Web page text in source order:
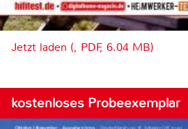
Jetzt laden (, PDF, 6.04 MB)
kostenloses Probeexemplar